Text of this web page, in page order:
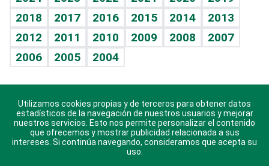
Eñe
Celebrando la vida
Sin complejos
En pocas palabras
Escuchando al corazón
Economía Personal
Juegos
2018
2017 2016 2015 2014
2013
2012
2011 2010 2009 2008
2007
2006
2005 2004
Descarga nuestras aplicaciones para Android, iOS y
sistema Huawei.
Utilizamos cookies propias y de terceros para obtener datos
estadísticos de la navegación de nuestros usuarios y mejorar
nuestros servicios. Esto nos permite personalizar el contenido
que ofrecemos y mostrar publicidad relacionada a sus
intereses. Si continúa navegando, consideramos que acepta su
uso.